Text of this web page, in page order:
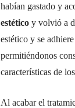
habían gastado y
estéticoy volvió a
estético y se
permitiéndonos
características de
Al acabar el